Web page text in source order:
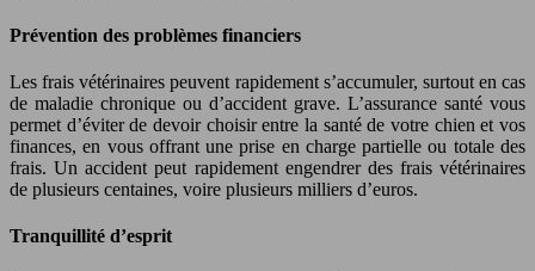
Prévention des problèmes financiers
Les frais vétérinaires peuvent rapidement s’accumuler, surtout en cas
de maladie chronique ou d’accident grave. L’assurance santé vous
permet d’éviter de devoir choisir entre la santé de votre chien et vos
finances, en vous offrant une prise en charge partielle ou totale des
frais. Un accident peut rapidement engendrer des frais vétérinaires
de plusieurs centaines, voire plusieurs milliers d’euros.
Tranquillité d’esprit